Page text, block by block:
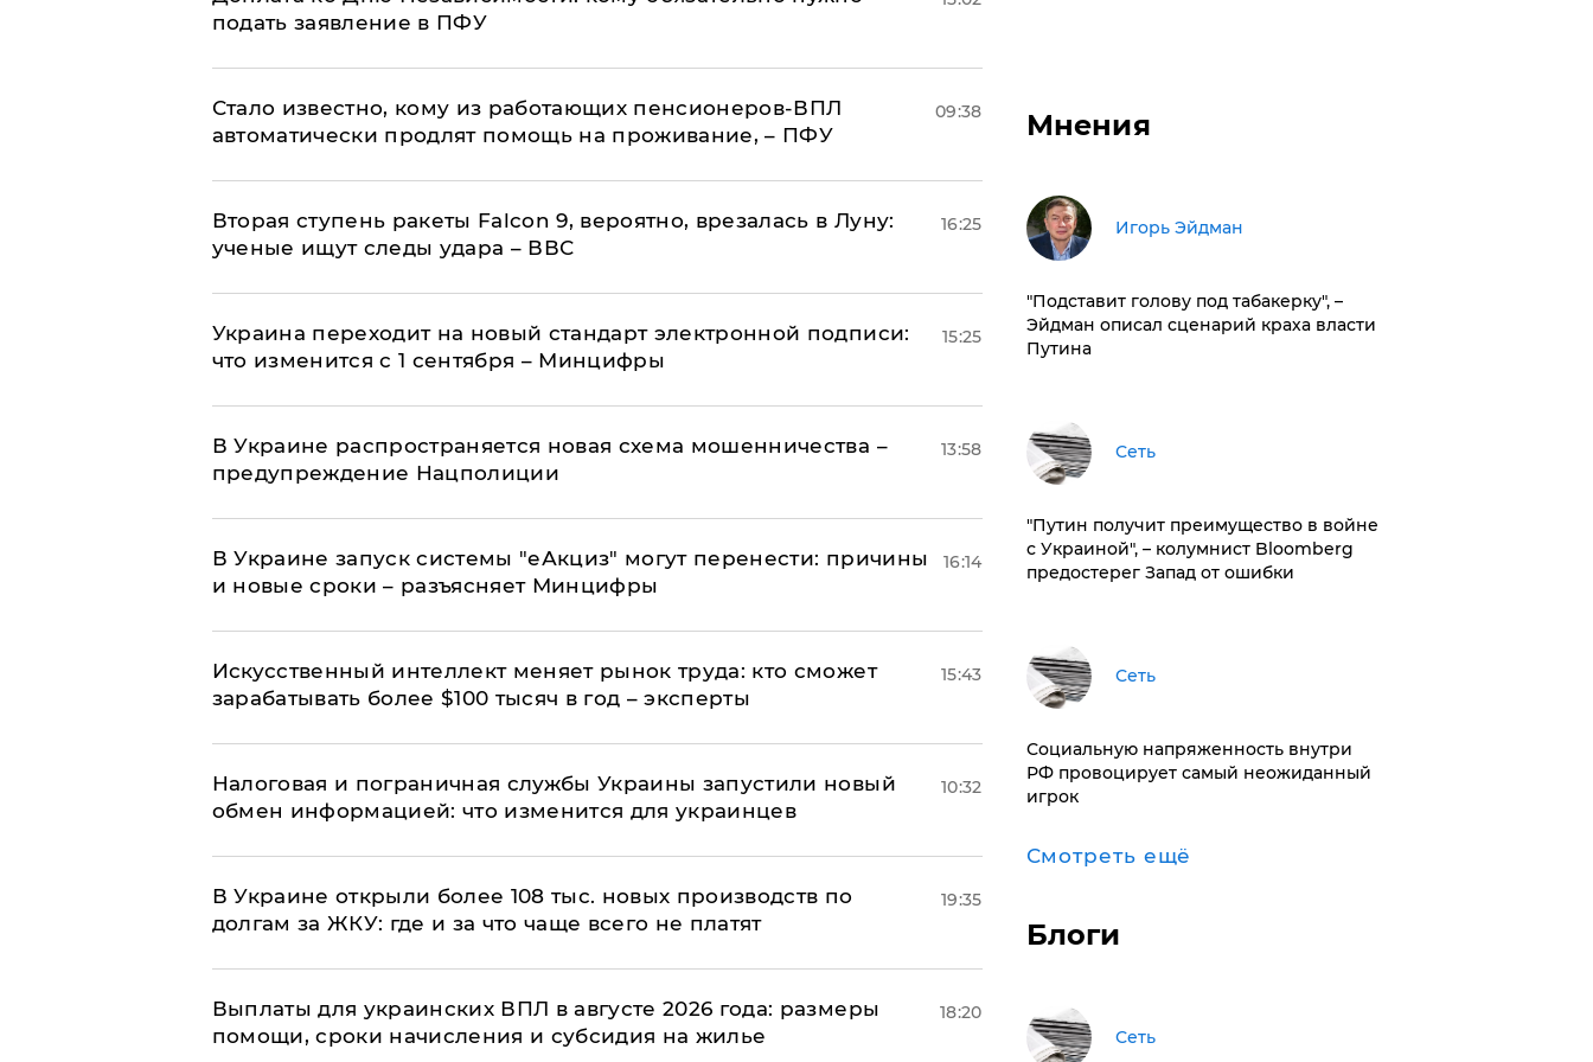
подать заявление в ПФУ
Стало известно, кому из работающих пенсионеров-ВПЛ
автоматически продлят помощь на проживание, – ПФУ
09:38
Вторая ступень ракеты Falcon 9, вероятно, врезалась в Луну:
ученые ищут следы удара – ВВС
16:25
Украина переходит на новый стандарт электронной подписи:
что изменится с 1 сентября – Минцифры
15:25
В Украине распространяется новая схема мошенничества –
предупреждение Нацполиции
13:58
В Украине запуск системы "еАкциз" могут перенести: причины
и новые сроки – разъясняет Минцифры
16:14
Искусственный интеллект меняет рынок труда: кто сможет
зарабатывать более $100 тысяч в год – эксперты
15:43
Налоговая и пограничная службы Украины запустили новый
обмен информацией: что изменится для украинцев
10:32
В Украине открыли более 108 тыс. новых производств по
долгам за ЖКУ: где и за что чаще всего не платят
19:35
Выплаты для украинских ВПЛ в августе 2026 года: размеры
помощи, сроки начисления и субсидия на жилье
18:20
Мнения
Игорь Эйдман
​"Подставит голову под табакерку", –
Эйдман описал сценарий краха власти
Путина
Сеть
"Путин получит преимущество в войне
с Украиной", – колумнист Bloomberg
предостерег Запад от ошибки
Сеть
Социальную напряженность внутри
РФ провоцирует самый неожиданный
игрок
Смотреть ещё
Блоги
Сеть